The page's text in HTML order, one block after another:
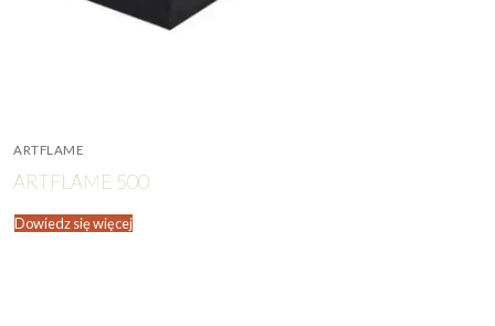
ARTFLAME
ARTFLAME 500
Dowiedz się więcej